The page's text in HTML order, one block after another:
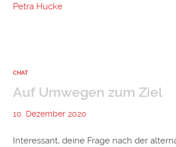
Petra Hucke
CHAT
Auf Umwegen zum Ziel
10. Dezember 2020
Interessant, deine Frage nach der